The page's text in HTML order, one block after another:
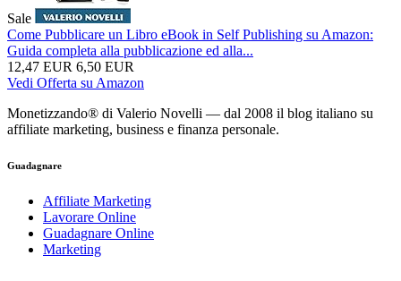
Sale
Come Pubblicare un Libro eBook in Self Publishing su Amazon:
Guida completa alla pubblicazione ed alla...
12,47 EUR 6,50 EUR
Vedi Offerta su Amazon
Monetizzando® di Valerio Novelli — dal 2008 il blog italiano su
affiliate marketing, business e finanza personale.
Guadagnare
Affiliate Marketing
Lavorare Online
Guadagnare Online
Marketing